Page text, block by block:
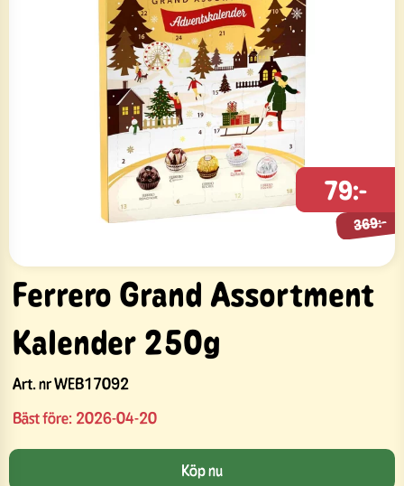
Ferrero Grand Assortment
Kalender 250g
Art. nrWEB17092
Bäst före: 2026-04-20
79:-
369:-
369:-
Köp nu